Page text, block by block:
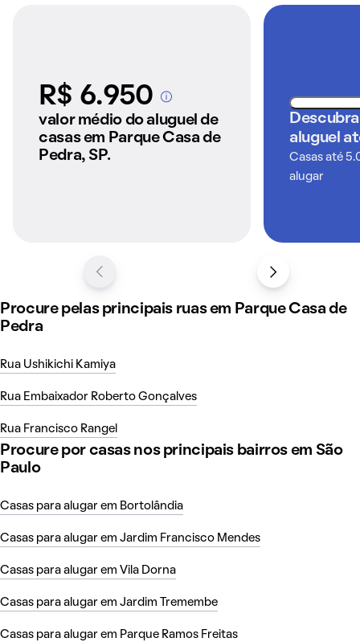
R$ 6.950A partir dos imóveis
anunciados pelo
QuintoAndar
valor médio do aluguel de
casas em Parque Casa de
Pedra, SP.
aluguel
Casas até
alugar
Procure pelas principais ruas em Parque Casa de
Pedra
Rua Ushikichi Kamiya
Rua Embaixador Roberto Gonçalves
Rua Francisco Rangel
Procure por casas nos principais bairros em São
Paulo
Casas para alugar em Bortolândia
Casas para alugar em Jardim Francisco Mendes
Casas para alugar em Vila Dorna
Casas para alugar em Jardim Tremembe
Casas para alugar em Parque Ramos Freitas